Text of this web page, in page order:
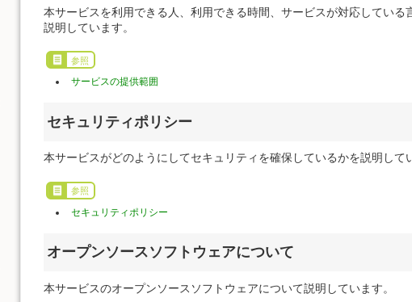
本サービスを利用できる人、利用できる時間、サービスが対応してい
説明しています。
参照
サービスの提供範囲
セキュリティポリシー
本サービスがどのようにしてセキュリティを確保しているかを説明して
参照
セキュリティポリシー
オープンソースソフトウェアについて
本サービスのオープンソースソフトウェアについて説明しています。